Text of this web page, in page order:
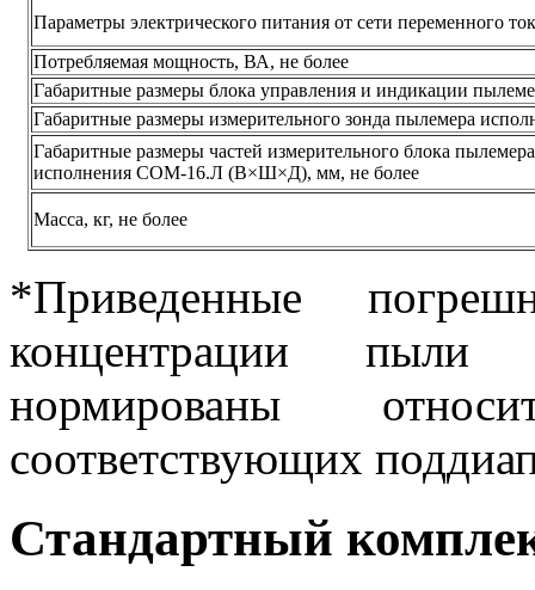
Параметры электрического питания от сети переменного
Потребляемая мощность, ВА, не более
Габаритные размеры блока управления и индикации
Габаритные размеры измерительного зонда пылемера
Габаритные размеры частей измерительного блока пылемера
исполнения COM-16.Л (В×Ш×Д), мм, не более
Масса, кг, не более
*Приведенные
концентрации пыли
нормированы
соответствующих
Стандартный